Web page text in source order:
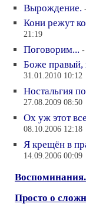
Вырождение.
Кони режут
21:19
Поговорим... -
Боже правый,
31.01.2010 10:12
Ностальгия
27.08.2009 08:50
Ох уж этот
08.10.2006 12:18
Я крещён в
14.09.2006 00:09
Воспоминания.
Просто о